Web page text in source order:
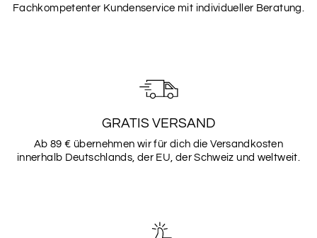
Fachkompetenter Kundenservice mit individueller Beratung.
GRATIS VERSAND
Ab 89 € übernehmen wir für dich die Versandkosten
innerhalb Deutschlands, der EU, der Schweiz und weltweit.